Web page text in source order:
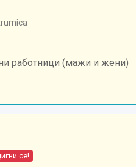
работници (мажи и жени)
се!